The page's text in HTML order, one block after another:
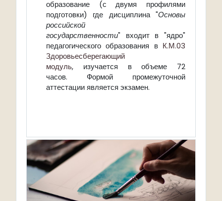
образование (с двумя профилями
подготовки) где дисциплина "Основы
российской
государственности" входит в "ядро"
педагогического образования в К.М.03
Здоровьесберегающий
модуль, изучается в объеме 72
часов. Формой промежуточной
аттестации является экзамен.